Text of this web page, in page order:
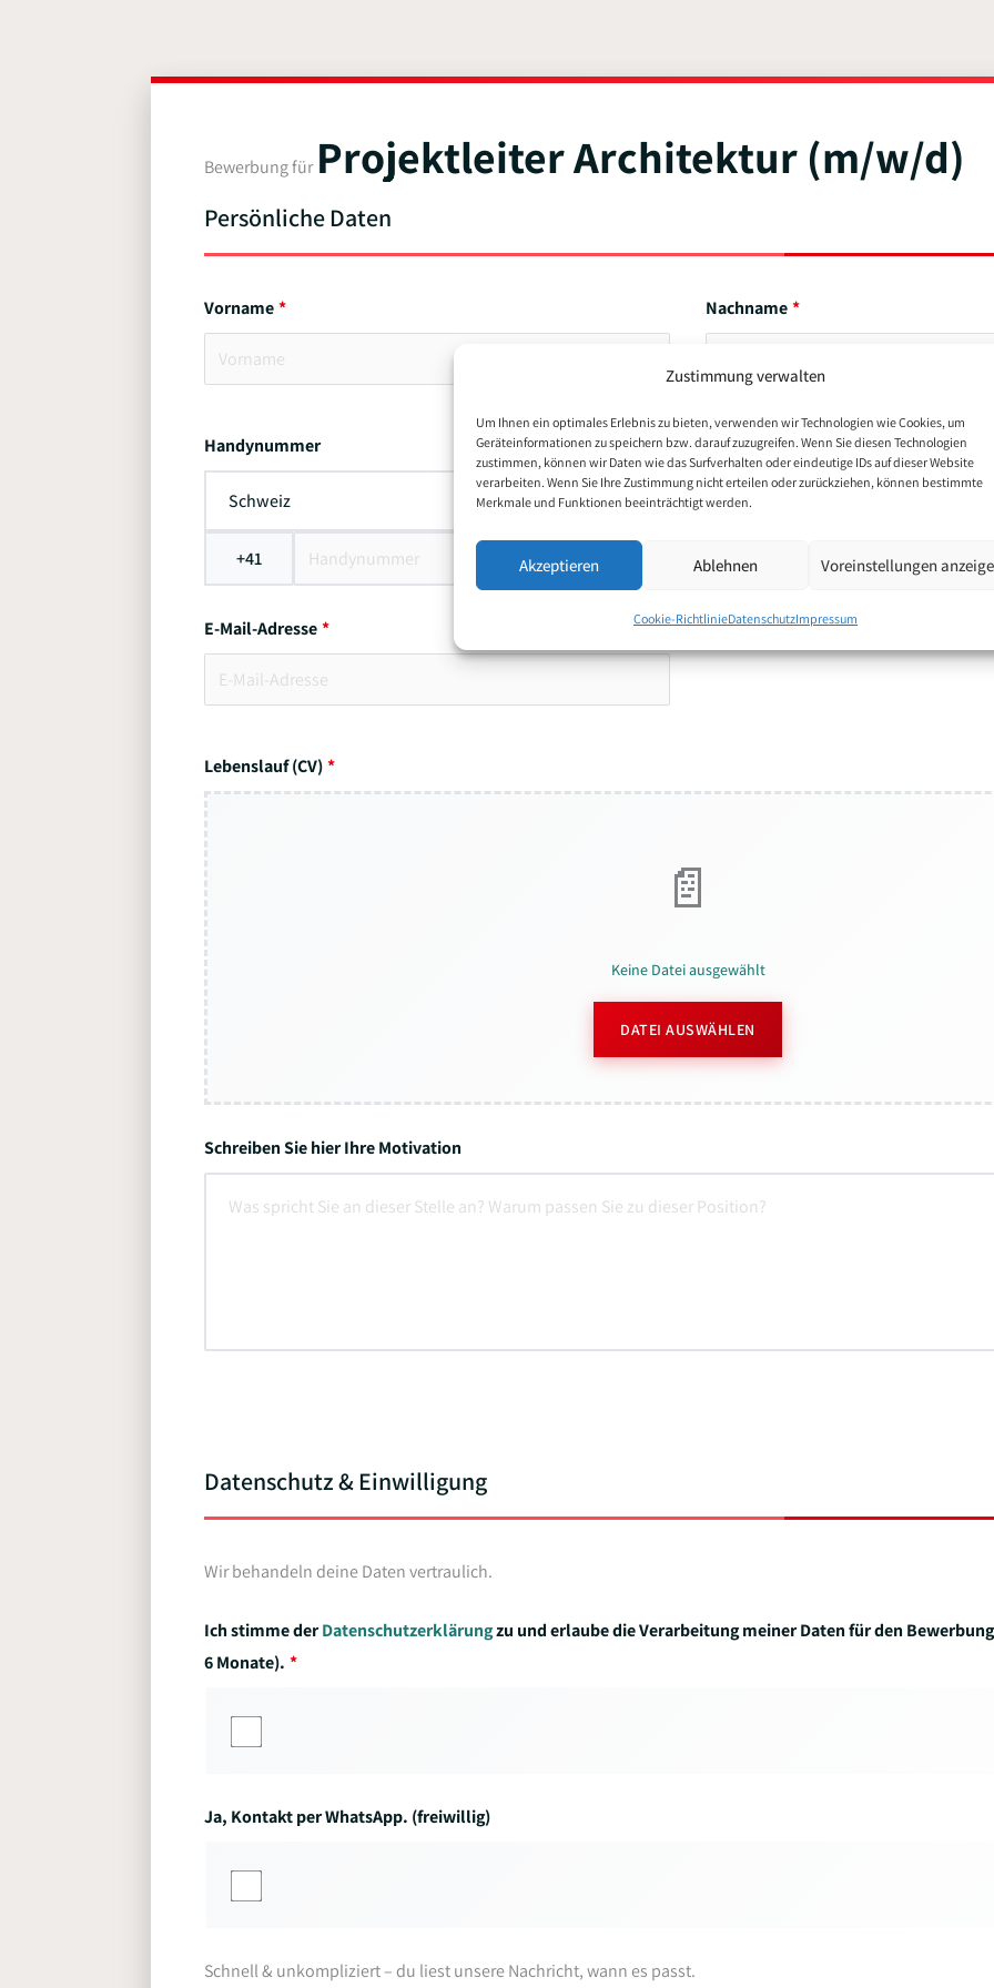
Zustimmung verwalten
Um Ihnen ein optimales Erlebnis zu bieten, verwenden wir Technologien wie Cookies, um
Geräteinformationen zu speichern bzw. darauf zuzugreifen. Wenn Sie diesen Technologien
zustimmen, können wir Daten wie das Surfverhalten oder eindeutige IDs auf dieser Website
verarbeiten. Wenn Sie Ihre Zustimmung nicht erteilen oder zurückziehen, können bestimmte
Merkmale und Funktionen beeinträchtigt werden.
Akzeptieren Ablehnen Voreinstellungen
Cookie-RichtlinieDatenschutzImpressum
Bewerbung für Projektleiter Architektur (m/w/d)
Persönliche Daten
Vorname Nachname
Handynummer
Schweiz
+41
E-Mail-Adresse
Lebenslauf (CV)
Keine Datei ausgewählt
DATEI AUSWÄHLEN
Schreiben Sie hier Ihre Motivation
Datenschutz & Einwilligung
Wir behandeln deine Daten vertraulich.
Ich stimme derDatenschutzerklärungzu und erlaube die Verarbeitung meiner Daten für den
6 Monate).
Ja, Kontakt per WhatsApp. (freiwillig)
Schnell & unkompliziert – du liest unsere Nachricht, wann es passt.